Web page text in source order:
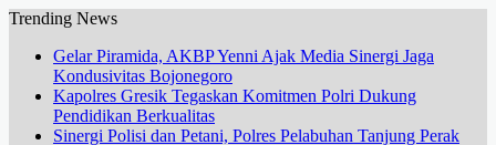
Trending News
Gelar Piramida, AKBP Yenni Ajak Media Sinergi Jaga
Kondusivitas Bojonegoro
Kapolres Gresik Tegaskan Komitmen Polri Dukung
Pendidikan Berkualitas
Sinergi Polisi dan Petani, Polres Pelabuhan Tanjung Perak